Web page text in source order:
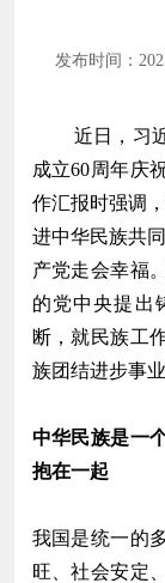
发布时间：
近日，习
成立60周年庆
作汇报时强调
进中华民族共
产党走会幸福
的党中央提出
断，就民族工
族团结进步事
中华民族是一
抱在一起
我国是统一的
旺、社会安定